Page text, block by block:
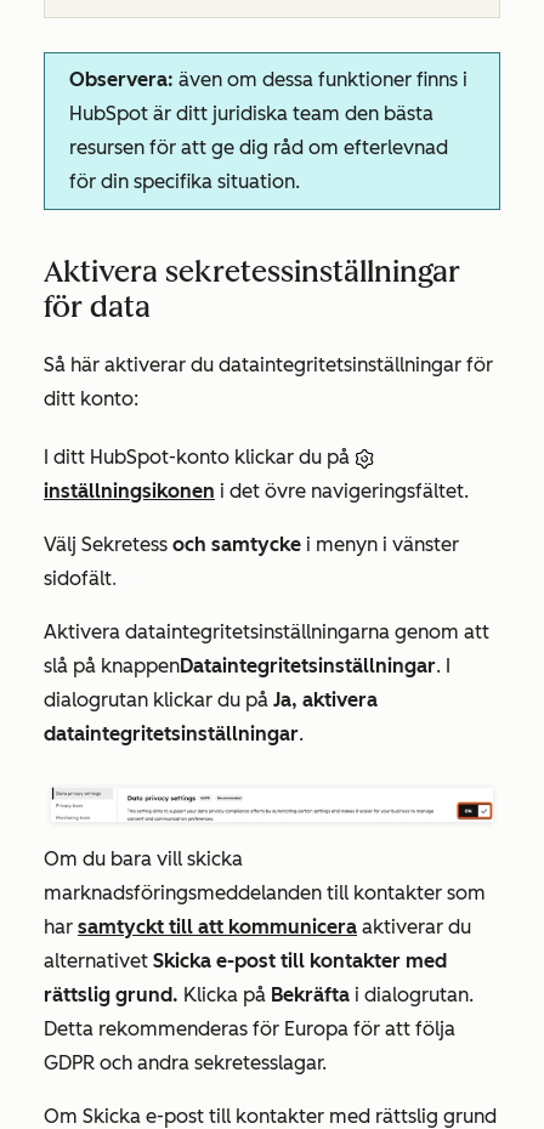
Observera: även om dessa funktioner finns i
HubSpot är ditt juridiska team den bästa
resursen för att ge dig råd om efterlevnad
för din specifika situation.
Aktivera sekretessinställningar
för data
Så här aktiverar du dataintegritetsinställningar för
ditt konto:
I ditt HubSpot-konto klickar du på
inställningsikonen i det övre navigeringsfältet.
Välj Sekretess och samtycke i menyn i vänster
sidofält.
Aktivera dataintegritetsinställningarna genom att
slå på knappenDataintegritetsinställningar. I
dialogrutan klickar du på Ja, aktivera
dataintegritetsinställningar.
Om du bara vill skicka
marknadsföringsmeddelanden till kontakter som
har samtyckt till att kommunicera aktiverar du
alternativet Skicka e-post till kontakter med
rättslig grund. Klicka på Bekräfta i dialogrutan.
Detta rekommenderas för Europa för att följa
GDPR och andra sekretesslagar.
Om Skicka e-post till kontakter med rättslig grund